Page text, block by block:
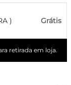
) Grátis
retirada em loja.